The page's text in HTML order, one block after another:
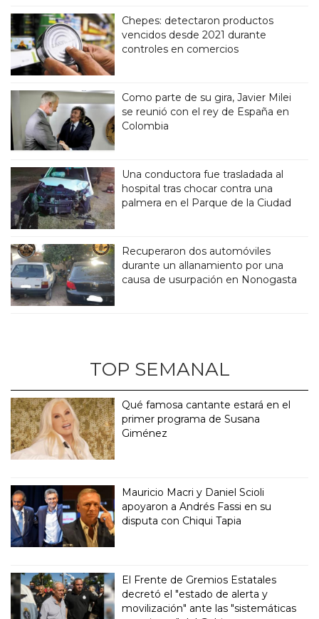
Chepes: detectaron productos
vencidos desde 2021 durante
controles en comercios
Como parte de su gira, Javier Milei
se reunió con el rey de España en
Colombia
Una conductora fue trasladada al
hospital tras chocar contra una
palmera en el Parque de la Ciudad
Recuperaron dos automóviles
durante un allanamiento por una
causa de usurpación en Nonogasta
TOP SEMANAL
Qué famosa cantante estará en el
primer programa de Susana
Giménez
Mauricio Macri y Daniel Scioli
apoyaron a Andrés Fassi en su
disputa con Chiqui Tapia
El Frente de Gremios Estatales
decretó el "estado de alerta y
movilización" ante las "sistemáticas